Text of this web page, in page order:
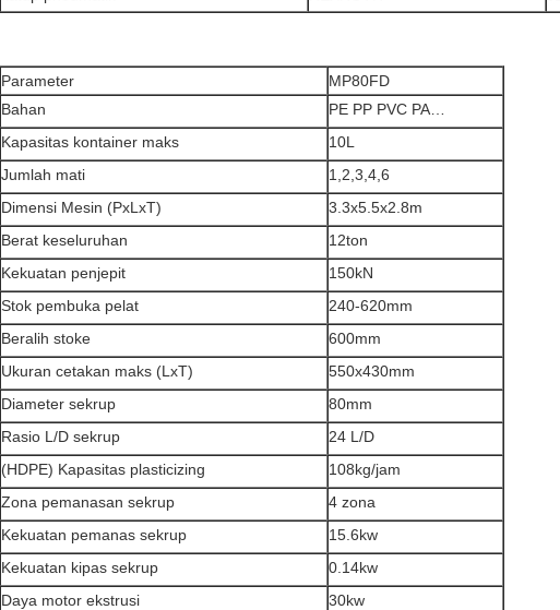
Parameter
MP80FD
Bahan
PE PP PVC PA…
Kapasitas kontainer maks
10L
Jumlah mati
1,2,3,4,6
Dimensi Mesin (PxLxT)
3.3x5.5x2.8m
Berat keseluruhan
12ton
Kekuatan penjepit
150kN
Stok pembuka pelat
240-620mm
Beralih stoke
600mm
Ukuran cetakan maks (LxT)
550x430mm
Diameter sekrup
80mm
Rasio L/D sekrup
24 L/D
(HDPE) Kapasitas plasticizing
108kg/jam
Zona pemanasan sekrup
4 zona
Kekuatan pemanas sekrup
15.6kw
Kekuatan kipas sekrup
0.14kw
Daya motor ekstrusi
30kw